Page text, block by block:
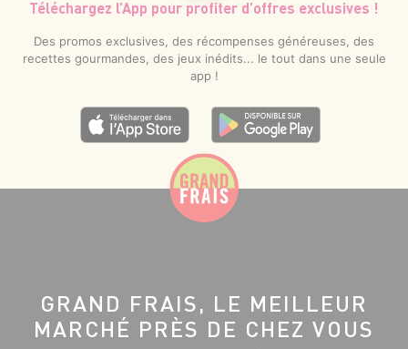
Téléchargez l’App pour profiter d’offres exclusives !
Des promos exclusives, des récompenses généreuses, des
recettes gourmandes, des jeux inédits... le tout dans une seule
app !
GRAND FRAIS, LE MEILLEUR
MARCHÉ PRÈS DE CHEZ VOUS